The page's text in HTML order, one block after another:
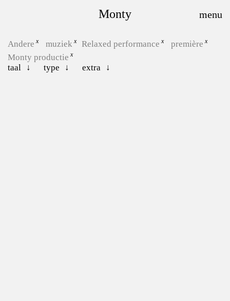
Monty
Andere muziek Relaxed performance
première
Monty productie
taal
type extra